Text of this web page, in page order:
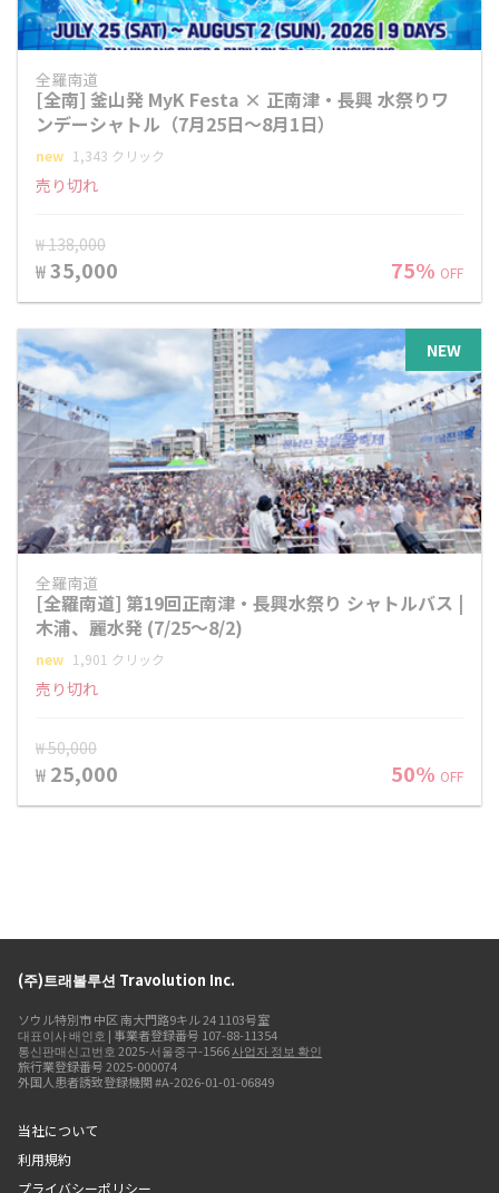
全羅南道
[全南] 釜山発 MyK Festa × 正南津・長興 水祭りワ
ンデーシャトル（7月25日～8月1日）
new 1,343 クリック
売り切れ
₩ 138,000
₩35,000 75% OFF
NEW
全羅南道
[全羅南道] 第19回正南津・長興水祭り シャトルバス |
木浦、麗水発 (7/25～8/2)
new 1,901 クリック
売り切れ
₩ 50,000
₩ 25,000 50% OFF
(주)트래볼루션 Travolution Inc.
ソウル特別市 中区 南大門路9キル 24 1103号室
대표이사 배인호 | 事業者登録番号 107-88-11354
통신판매신고번호 2025-서울중구-1566사업자 정보 확인
旅行業登録番号 2025-000074
外国人患者誘致登録機関 #A-2026-01-01-06849
当社について
利用規約
プライバシーポリシー